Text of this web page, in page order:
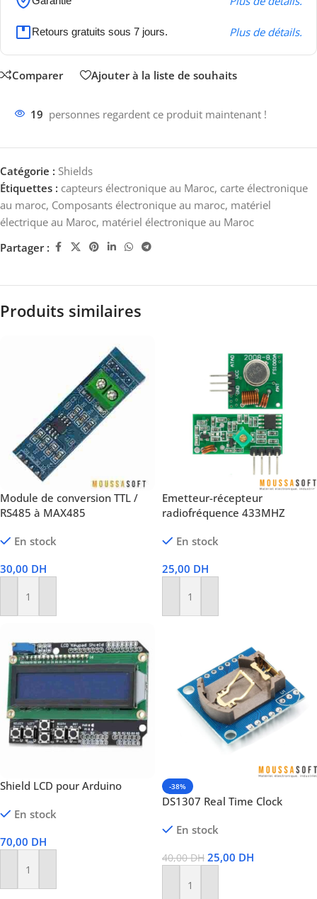
Retours gratuits sous 7 jours. Plus de détails.
Comparer Ajouter à la liste de souhaits
19 personnes regardent ce produit maintenant !
Catégorie : Shields
Étiquettes : capteurs électronique au Maroc, carte électronique
au maroc, Composants électronique au maroc, matériel
électrique au Maroc, matériel électronique au Maroc
Partager :
Produits similaires
Module de conversion TTL /
RS485 à MAX485
En stock
30,00 DH
Ajouter Au Panier
Emetteur-récepteur
radiofréquence 433MHZ
En stock
25,00 DH
Ajouter Au Panier
Shield LCD pour Arduino
En stock
70,00 DH
Ajouter Au Panier
-38%
DS1307 Real Time Clock
En stock
40,00DH 25,00 DH
Ajouter Au Panier